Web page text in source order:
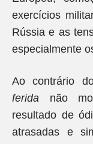
exercícios
Rússia e as
especialmente
Ao contrário
ferida não
resultado de
atrasadas e